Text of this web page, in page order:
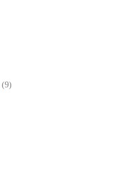
(9)